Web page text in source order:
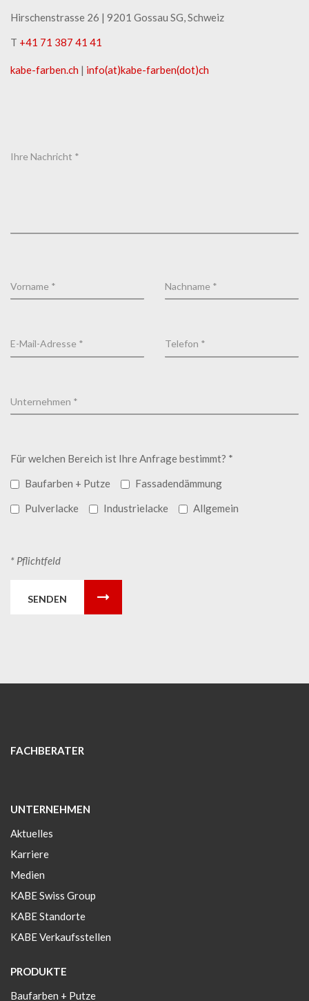
Hirschenstrasse 26 | ​9201 Gossau SG, Schweiz
T +41 71 387 41 41
kabe-​farben.ch | info(at)kabe-​farben(dot)ch
Für welchen Bereich ist Ihre Anfrage bestimmt? *
Baufarben + Putze
Fassadendämmung
Pulverlacke
Industrielacke Allgemein
* Pflichtfeld
SENDEN
FACHBERATER
UNTERNEHMEN
Aktuelles
Karriere
Medien
KABE Swiss Group
KABE Standorte
KABE Verkaufsstellen
PRODUKTE
Baufarben + Putze